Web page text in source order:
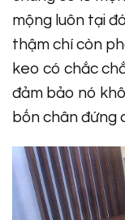
mộng luôn tại
thậm chí còn
keo có chắc
đảm bảo nó
bốn chân đứng